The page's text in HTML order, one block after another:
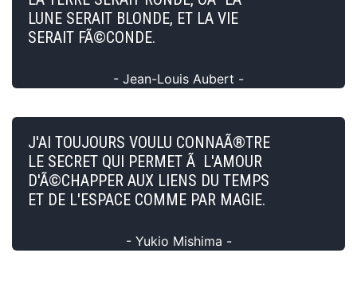
LUNE SERAIT BLONDE, ET LA VIE
SERAIT FÃ©CONDE.
- Jean-Louis Aubert -
J'AI TOUJOURS VOULU CONNAÃ®TRE
LE SECRET QUI PERMET Ã L'AMOUR
D'Ã©CHAPPER AUX LIENS DU TEMPS
ET DE L'ESPACE COMME PAR MAGIE.
- Yukio Mishima -